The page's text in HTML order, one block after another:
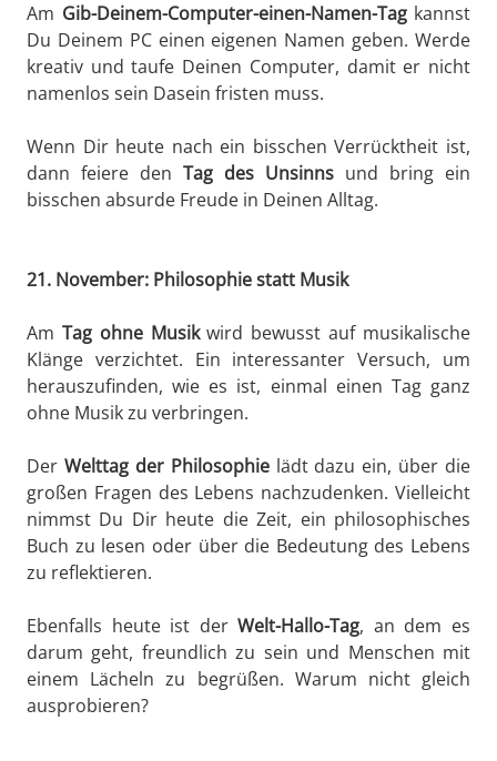
Am Gib-Deinem-Computer-einen-Namen-Tagkannst
Du Deinem PC einen eigenen Namen geben. Werde
kreativ und taufe Deinen Computer, damit er nicht
namenlos sein Dasein fristen muss.
Wenn Dir heute nach ein bisschen Verrücktheit ist,
dann feiere den Tag des Unsinns und bring ein
bisschen absurde Freude in Deinen Alltag.
21. November: Philosophie statt Musik
Am Tag ohne Musikwird bewusst auf musikalische
Klänge verzichtet. Ein interessanter Versuch, um
herauszufinden, wie es ist, einmal einen Tag ganz
ohne Musik zu verbringen.
Der Welttag der Philosophielädt dazu ein, über die
großen Fragen des Lebens nachzudenken. Vielleicht
nimmst Du Dir heute die Zeit, ein philosophisches
Buch zu lesen oder über die Bedeutung des Lebens
zu reflektieren.
Ebenfalls heute ist derWelt-Hallo-Tag, an dem es
darum geht, freundlich zu sein und Menschen mit
einem Lächeln zu begrüßen. Warum nicht gleich
ausprobieren?